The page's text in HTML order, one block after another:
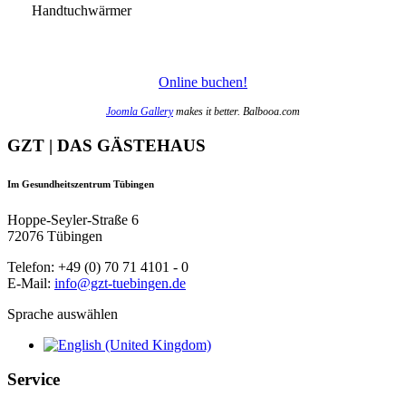
Handtuchwärmer
Online buchen!
Joomla Gallerymakes it better. Balbooa.com
GZT | DAS GÄSTEHAUS
Im Gesundheitszentrum Tübingen
Hoppe-Seyler-Straße 6
72076 Tübingen
Telefon: +49 (0) 70 71 4101 - 0
E-Mail: info@gzt-tuebingen.de
Sprache auswählen
Service